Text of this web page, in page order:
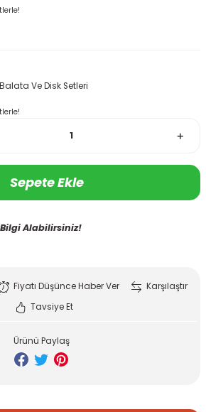
Balata Ve Disk Setleri
Sepete Ekle
Alabilirsiniz!
Fiyatı Düşünce Haber Ver
Karşılaştır
Tavsiye Et
Ürünü Paylaş